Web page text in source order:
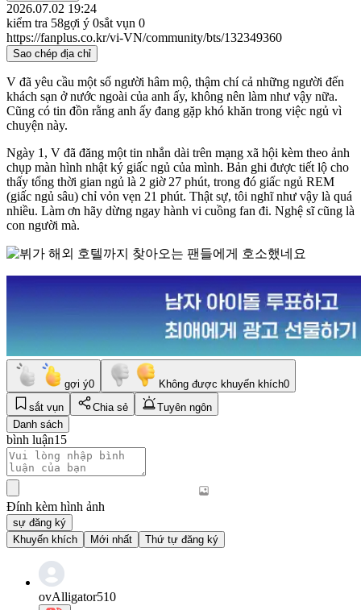
2026.07.02 19:24
kiểm tra 58gợi ý 0sắt vụn 0
https://fanplus.co.kr/vi-VN/community/bts/132349360
Sao chép địa chỉ
V đã yêu cầu một số người hâm mộ, thậm chí cả những người đến
khách sạn ở nước ngoài của anh ấy, không nên làm như vậy nữa.
Cũng có tin đồn rằng anh ấy đang gặp khó khăn trong việc ngủ vì
chuyện này.
Ngày 1, V đã đăng một tin nhắn dài trên mạng xã hội kèm theo ảnh
chụp màn hình nhật ký giấc ngủ của mình. Bản ghi được tiết lộ cho
thấy tổng thời gian ngủ là 2 giờ 27 phút, trong đó giấc ngủ REM
(giấc ngủ sâu) chỉ vỏn vẹn 21 phút. Thật sự, tôi nghĩ như vậy là quá
nhiều. Làm ơn hãy dừng ngay hành vi cuồng fan đi. Nghệ sĩ cũng là
con người mà.
gợi ý0 Không được khuyến khích0
sắt vụn
Chia sẻ
Tuyên ngôn
Danh sách
bình luận15
Đính kèm hình ảnh
sự đăng ký
Khuyến khích
Mới nhất Thứ tự đăng ký
ovAlligator510